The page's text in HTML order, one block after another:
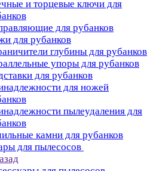
и торцевые ключи для
для рубанков
для рубанков
глубины для рубанков
упоры для рубанков
для рубанков
для ножей
пылеудаления для
камни для рубанков
для пылесосов